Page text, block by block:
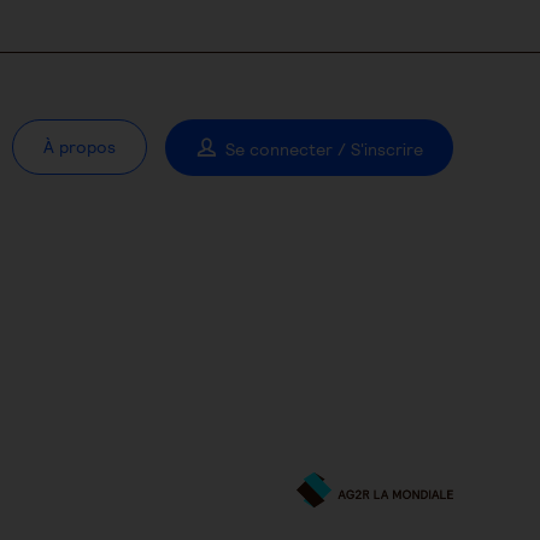
À propos Se connecter / S'inscrire